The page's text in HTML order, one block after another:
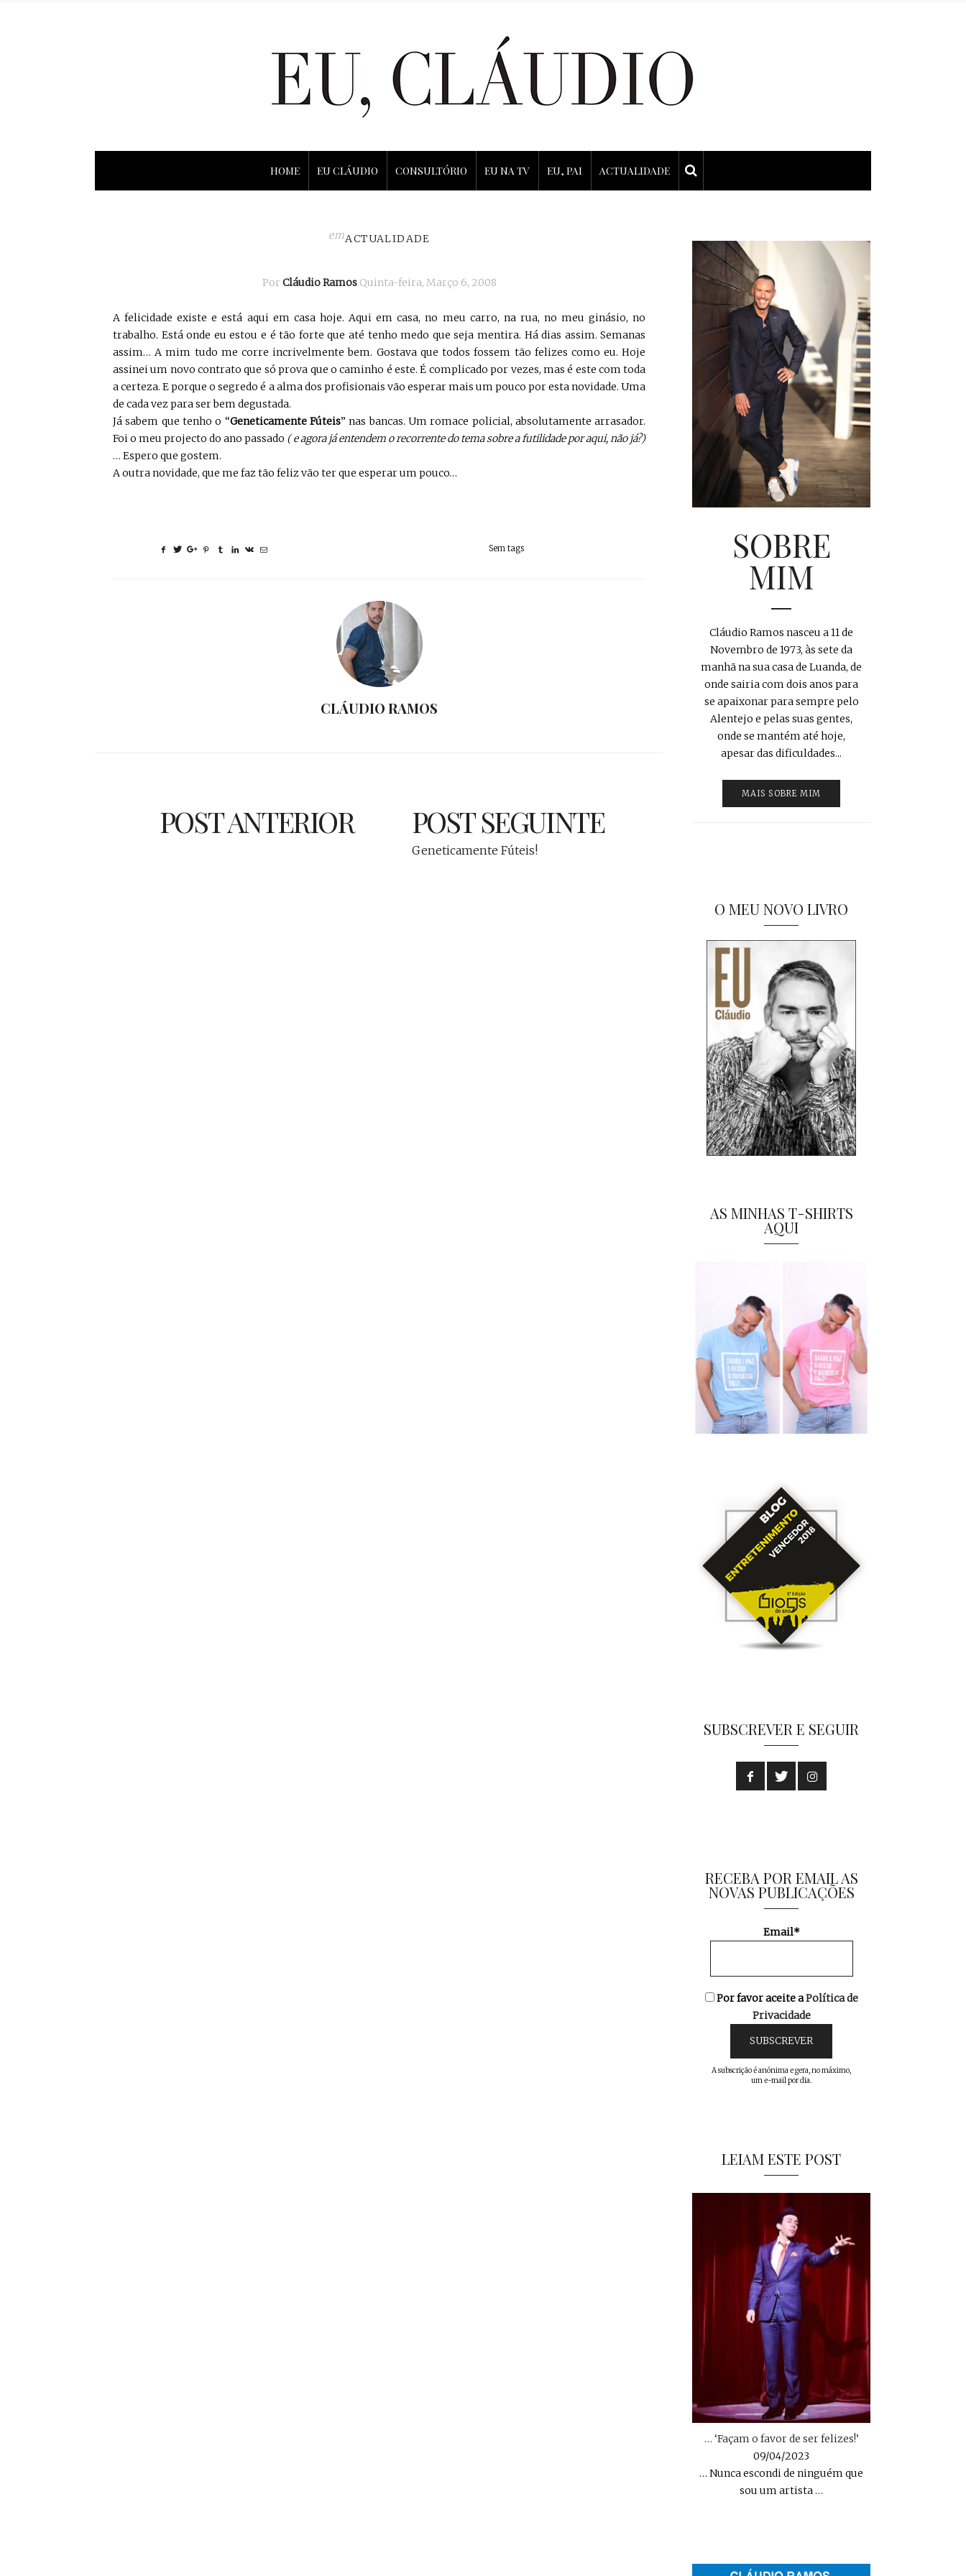
HOME EU CLÁUDIO CONSULTÓRIO EU NA TV EU, PAI ACTUALIDADE
emACTUALIDADE
Por Cláudio Ramos Quinta-feira, Março 6, 2008
A felicidade existe e está aqui em casa hoje. Aqui em casa, no meu carro, na rua, no meu ginásio, no
trabalho. Está onde eu estou e é tão forte que até tenho medo que seja mentira. Há dias assim. Semanas
assim… A mim tudo me corre incrivelmente bem. Gostava que todos fossem tão felizes como eu. Hoje
assinei um novo contrato que só prova que o caminho é este. É complicado por vezes, mas é este com toda
a certeza. E porque o segredo é a alma dos profisionais vão esperar mais um pouco por esta novidade. Uma
de cada vez para ser bem degustada.
Já sabem que tenho o “Geneticamente Fúteis” nas bancas. Um romace policial, absolutamente arrasador.
Foi o meu projecto do ano passado ( e agora já entendem o recorrente do tema sobre a futilidade por aqui, não já?)
… Espero que gostem.
A outra novidade, que me faz tão feliz vão ter que esperar um pouco…
Sem tags
CLÁUDIO RAMOS
POST ANTERIOR POST SEGUINTE
Geneticamente Fúteis!
SOBRE
MIM
Cláudio Ramos nasceu a 11 de
Novembro de 1973, às sete da
manhã na sua casa de Luanda, de
onde sairia com dois anos para
se apaixonar para sempre pelo
Alentejo e pelas suas gentes,
onde se mantém até hoje,
apesar das dificuldades...
MAIS SOBRE MIM
O MEU NOVO LIVRO
AS MINHAS T-SHIRTS
AQUI
SUBSCREVER E SEGUIR
RECEBA POR EMAIL AS
NOVAS PUBLICAÇÕES
Email*
Por favor aceite aPolítica de
Privacidade
A subscrição é anónima e gera, no máximo,
um e-mail por dia.
LEIAM ESTE POST
… ‘Façam o favor de ser felizes!’
09/04/2023
… Nunca escondi de ninguém que
sou um artista…